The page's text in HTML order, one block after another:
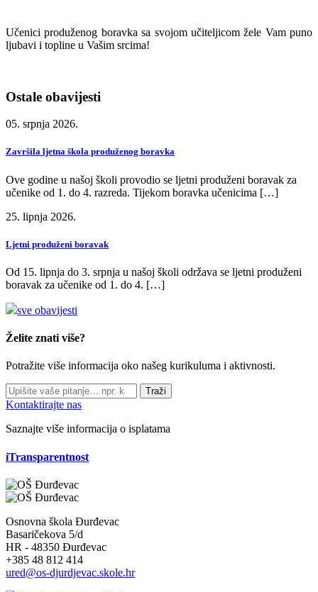
Učenici produženog boravka sa svojom učiteljicom žele Vam puno
ljubavi i topline u Vašim srcima!
Ostale obavijesti
05. srpnja 2026.
Završila ljetna škola produženog boravka
Ove godine u našoj školi provodio se ljetni produženi boravak za
učenike od 1. do 4. razreda. Tijekom boravka učenicima […]
25. lipnja 2026.
Ljetni produženi boravak
Od 15. lipnja do 3. srpnja u našoj školi održava se ljetni produženi
boravak za učenike od 1. do 4. […]
sve obavijesti
Želite znati više?
Potražite više informacija oko našeg kurikuluma i aktivnosti.
Traži
Kontaktirajte nas
Saznajte više informacija o isplatama
iTransparentnost
Osnovna škola Đurđevac
Basaričekova 5/d
HR - 48350 Đurđevac
+385 48 812 414
ured@os-djurdjevac.skole.hr